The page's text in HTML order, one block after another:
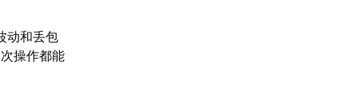
动和丢包
操作都能